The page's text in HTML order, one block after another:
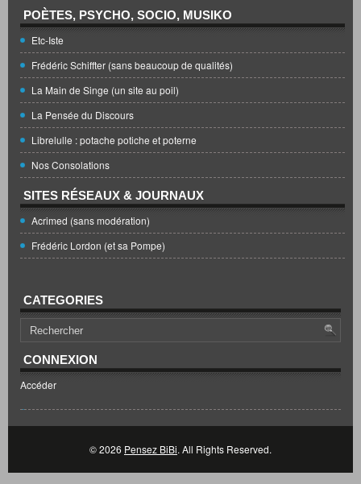
POÈTES, PSYCHO, SOCIO, MUSIKO
Etc-Iste
Frédéric Schiffter (sans beaucoup de qualités)
La Main de Singe (un site au poil)
La Pensée du Discours
Librelulle : potache potiche et poterne
Nos Consolations
SITES RÉSEAUX & JOURNAUX
Acrimed (sans modération)
Frédéric Lordon (et sa Pompe)
CATEGORIES
CONNEXION
Accéder
© 2026 Pensez BiBi. All Rights Reserved.